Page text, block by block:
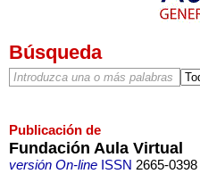
Búsqueda
Publicación de
Fundación Aula Virtual
versión On-lineISSN 2665-0398